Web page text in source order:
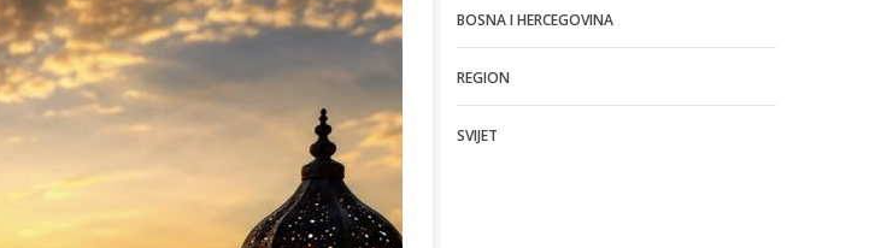
BOSNA I HERCEGOVINA
REGION
SVIJET